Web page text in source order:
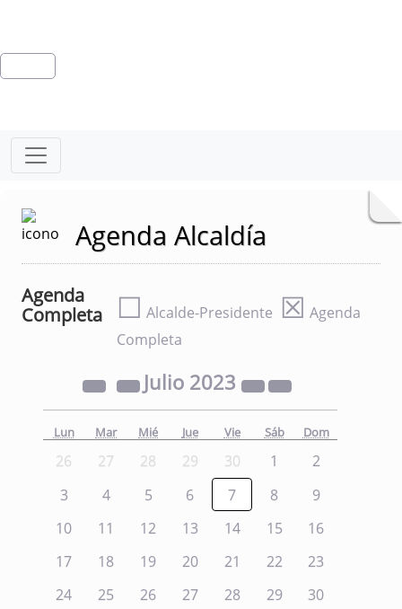
Agenda Alcaldía
Agenda
Completa
☐ Alcalde-Presidente ☒ Agenda
Completa
Julio 2023
Lun Mar Mié Jue Vie Sáb Dom
26 27 28 29 30 1
2
3
4 5 6 7 8
9
10
11 12 13 14 15
16
17
18 19 20 21 22
23
24
25 26 27 28 29
30